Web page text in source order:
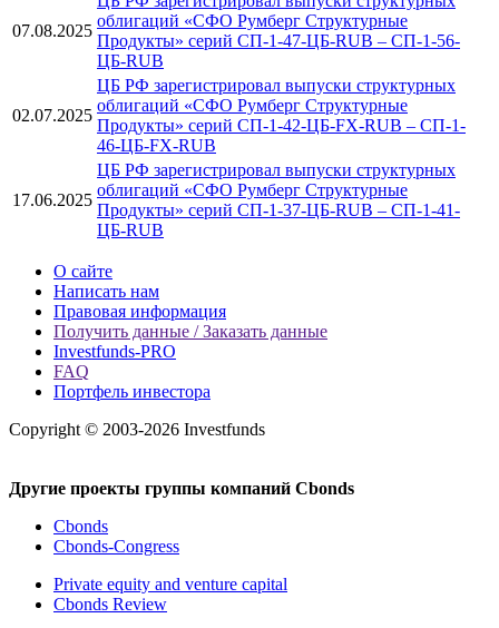
07.08.2025
облигаций «СФО Румберг Структурные
Продукты» серий СП-1-47-ЦБ-RUB – СП-1-56-
ЦБ-RUB
02.07.2025
ЦБ РФ зарегистрировал выпуски структурных
облигаций «СФО Румберг Структурные
Продукты» серий СП-1-42-ЦБ-FX-RUB – СП-1-
46-ЦБ-FX-RUB
17.06.2025
ЦБ РФ зарегистрировал выпуски структурных
облигаций «СФО Румберг Структурные
Продукты» серий СП-1-37-ЦБ-RUB – СП-1-41-
ЦБ-RUB
О сайте
Написать нам
Правовая информация
Получить данные / Заказать данные
Investfunds-PRO
FAQ
Портфель инвестора
Copyright © 2003-2026 Investfunds
Другие проекты группы компаний Cbonds
Cbonds
Cbonds-Congress
Private equity and venture capital
Cbonds Review